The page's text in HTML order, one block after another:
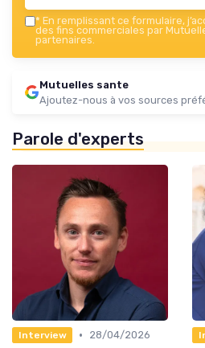
* En remplissant ce formulaire,
des fins commerciales par
partenaires.
Mutuelles sante
Ajoutez-nous à vos sources
Parole d'experts
Interview •
28/04/2026